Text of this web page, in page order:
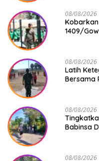
08/08/2026
1409/
08/08/2026
Latih
Bersama
08/08/2026
Babinsa
08/08/2026